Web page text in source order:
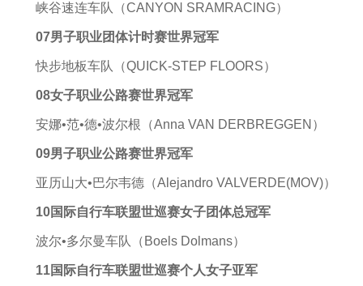
峡谷速连车队（CANYON SRAMRACING）
07男子职业团体计时赛世界冠军
快步地板车队（QUICK-STEP FLOORS）
08女子职业公路赛世界冠军
安娜•范•德•波尔根（Anna VAN DERBREGGEN）
09男子职业公路赛世界冠军
亚历山大•巴尔韦德（Alejandro VALVERDE(MOV)）
10国际自行车联盟世巡赛女子团体总冠军
波尔•多尔曼车队（Boels Dolmans）
11国际自行车联盟世巡赛个人女子亚军